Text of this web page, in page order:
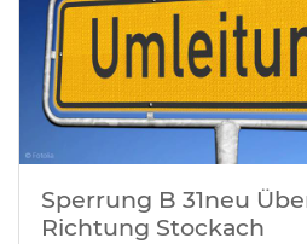
Sperrung B 31neu
Richtung Stockach